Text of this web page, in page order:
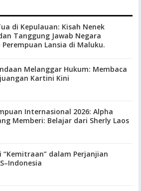
di Kepulauan: Kisah Nenek
Tanggung Jawab Negara
Lansia di Maluku.
Melanggar Hukum: Membaca
Kartini Kini
Internasional 2026: Alpha
Memberi: Belajar dari Sherly Laos
“Kemitraan” dalam Perjanjian